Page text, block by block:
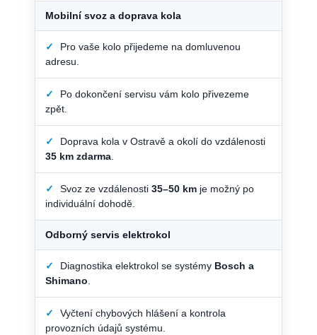
Mobilní svoz a doprava kola
✓
Pro vaše kolo přijedeme na domluvenou
adresu.
✓
Po dokončení servisu vám kolo přivezeme
zpět.
✓
Doprava kola v Ostravě a okolí do vzdálenosti
35 km zdarma
✓ Svoz ze vzdálenosti 35–50 km je možný po
individuální dohodě.
Odborný servis elektrokol
✓ Diagnostika elektrokol se systémy Bosch a
Shimano
✓
Vyčtení chybových hlášení a kontrola
provozních údajů systému.